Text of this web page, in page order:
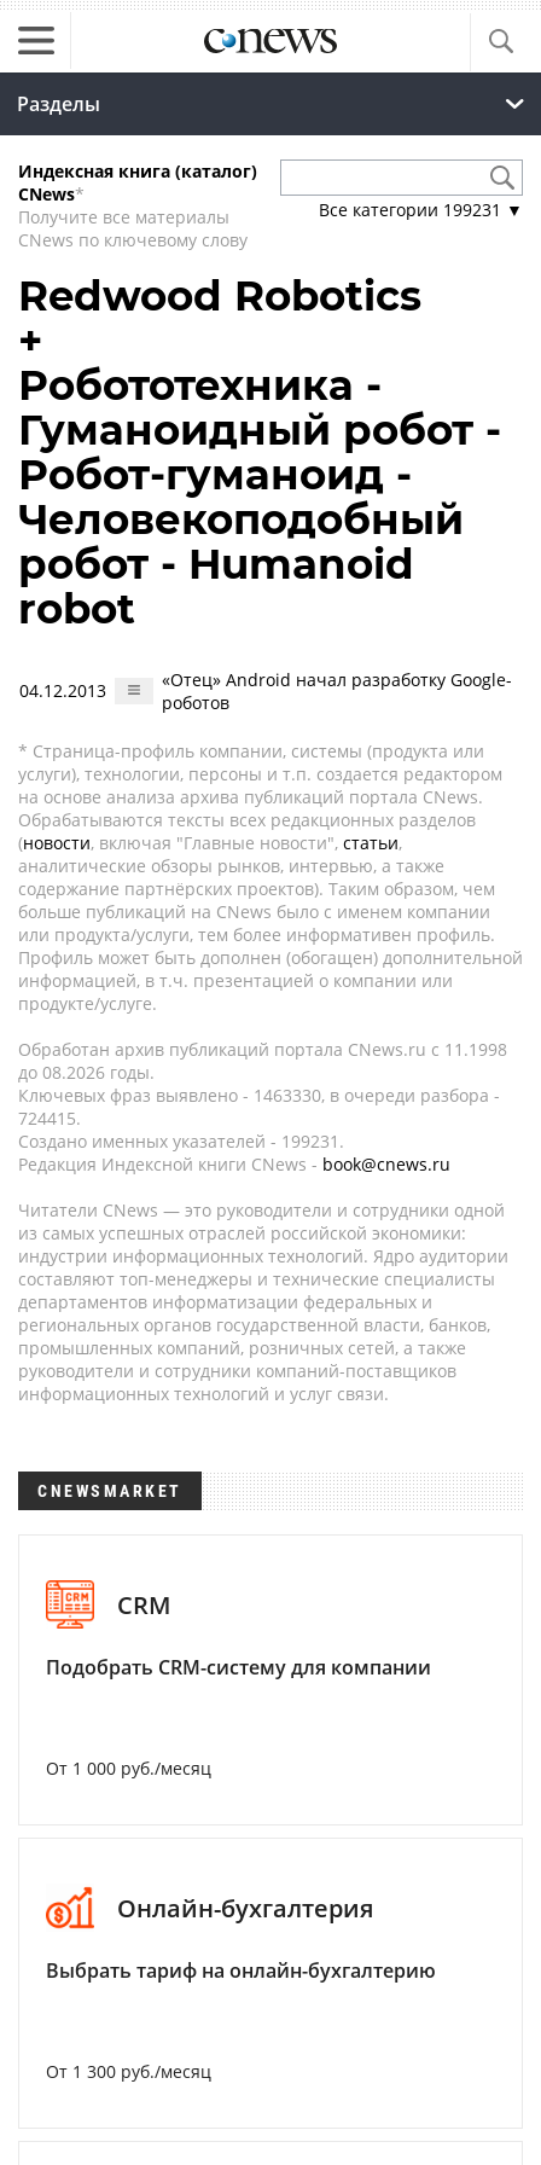
Разделы
Индексная книга (каталог)
CNews*
Получите все материалы
CNews по ключевому слову
Все категории 199231 ▼
Redwood Robotics
+
Робототехника -
Гуманоидный робот -
Робот-гуманоид -
Человекоподобный
робот - Humanoid
robot
04.12.2013
«Отец» Android начал разработку Google-
роботов
* Страница-профиль компании, системы (продукта или
услуги), технологии, персоны и т.п. создается редактором
на основе анализа архива публикаций портала CNews.
Обрабатываются тексты всех редакционных разделов
(новости, включая "Главные новости", статьи,
аналитические обзоры рынков, интервью, а также
содержание партнёрских проектов). Таким образом, чем
больше публикаций на CNews было с именем компании
или продукта/услуги, тем более информативен профиль.
Профиль может быть дополнен (обогащен) дополнительной
информацией, в т.ч. презентацией о компании или
продукте/услуге.
Обработан архив публикаций портала CNews.ru c 11.1998
до 08.2026 годы.
Ключевых фраз выявлено - 1463330, в очереди разбора -
724415.
Создано именных указателей - 199231.
Редакция Индексной книги CNews - book@cnews.ru
Читатели CNews — это руководители и сотрудники одной
из самых успешных отраслей российской экономики:
индустрии информационных технологий. Ядро аудитории
составляют топ-менеджеры и технические специалисты
департаментов информатизации федеральных и
региональных органов государственной власти, банков,
промышленных компаний, розничных сетей, а также
руководители и сотрудники компаний-поставщиков
информационных технологий и услуг связи.
CNEWSMARKET
CRM
Подобрать CRM-систему для компании
От 1 000 руб./месяц
Онлайн-бухгалтерия
Выбрать тариф на онлайн-бухгалтерию
От 1 300 руб./месяц